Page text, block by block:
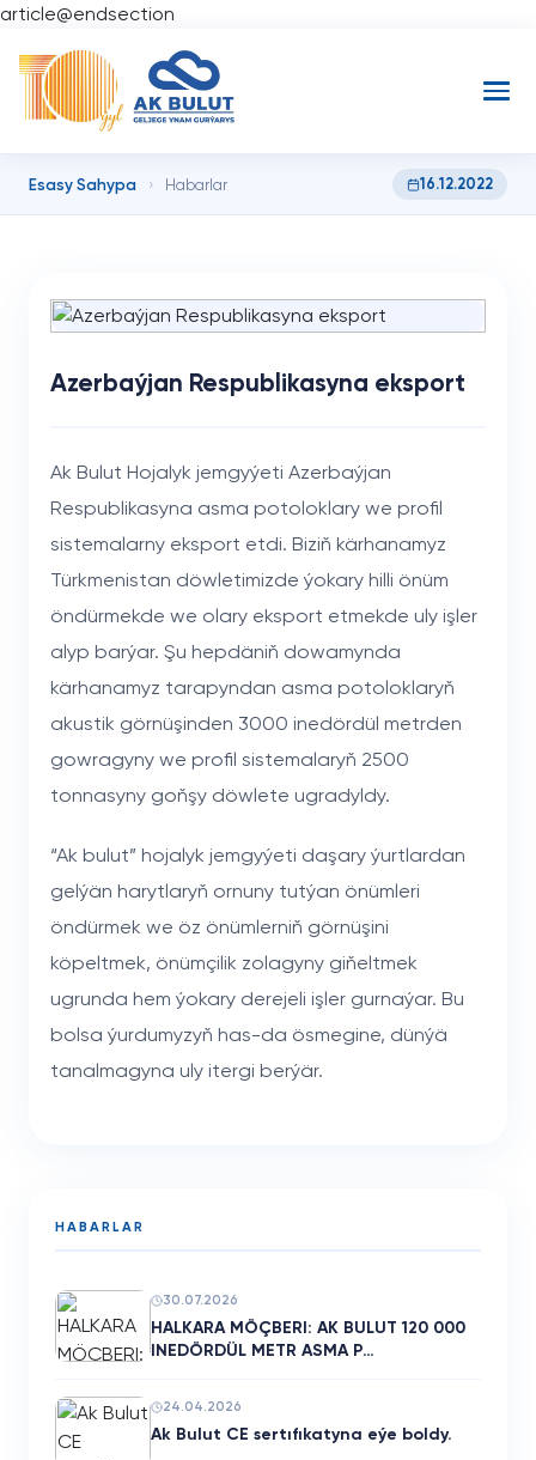
article@endsection
Esasy Sahypa › Habarlar 16.12.2022
Azerbaýjan Respublikasyna eksport
Ak Bulut Hojalyk jemgyýeti Azerbaýjan
Respublikasyna asma potoloklary we profil
sistemalarny eksport etdi. Biziň kärhanamyz
Türkmenistan döwletimizde ýokary hilli önüm
öndürmekde we olary eksport etmekde uly işler
alyp barýar. Şu hepdäniň dowamynda
kärhanamyz tarapyndan asma potoloklaryň
akustik görnüşinden 3000 inedördül metrden
gowragyny we profil sistemalaryň 2500
tonnasyny goňşy döwlete ugradyldy.
“Ak bulut” hojalyk jemgyýeti daşary ýurtlardan
gelýän harytlaryň ornuny tutýan önümleri
öndürmek we öz önümlerniň görnüşini
köpeltmek, önümçilik zolagyny giňeltmek
ugrunda hem ýokary derejeli işler gurnaýar. Bu
bolsa ýurdumyzyň has-da ösmegine, dünýä
tanalmagyna uly itergi berýär.
HABARLAR
30.07.2026
HALKARA MÖÇBERI: AK BULUT 120 000
INEDÖRDÜL METR ASMA P…
24.04.2026
Ak Bulut CE sertıfıkatyna eýe boldy.